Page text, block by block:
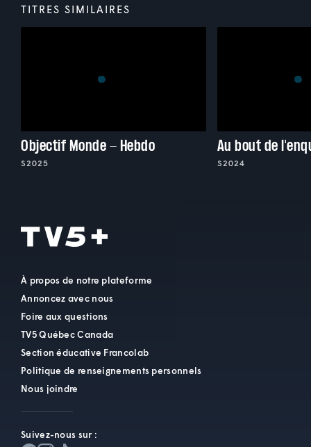
TITRES SIMILAIRES
Objectif Monde - Hebdo
S2025
Au bout de
S2024
À propos de notre plateforme
Annoncez avec nous
Foire aux questions
TV5 Québec Canada
Section éducative Francolab
Politique de renseignements personnels
Nous joindre
Suivez-nous sur :